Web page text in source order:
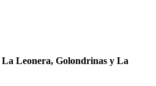
La Leonera, Golondrinas y La